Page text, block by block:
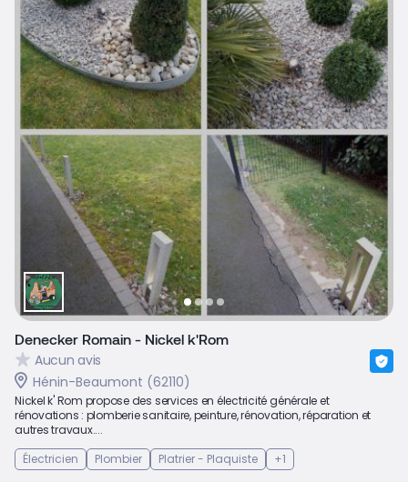
Denecker Romain - Nickel k'Rom
Aucun avis
Hénin-Beaumont (62110)
Nickel k' Rom propose des services en électricité générale et
rénovations : plomberie sanitaire, peinture, rénovation, réparation et
autres travaux....
Électricien
Plombier Platrier - Plaquiste +1